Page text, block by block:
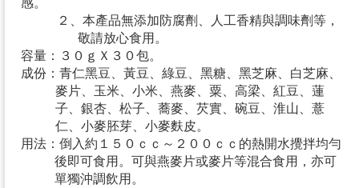
感。
２、本產品無添加防腐劑、人工香精與調味劑等，
敬請放心食用。
容量：３０ｇＸ３０包。
成份：青仁黑豆、黃豆、綠豆、黑糖、黑芝麻、白芝麻、
麥片、玉米、小米、燕麥、粟、高梁、紅豆、蓮
子、銀杏、松子、蕎麥、芡實、碗豆、淮山、薏
仁、小麥胚芽、小麥麩皮。
用法：倒入約１５０ｃｃ～２００ｃｃ的熱開水攪拌均勻
後即可食用。可與燕麥片或麥片等混合食用，亦可
單獨沖調飲用。